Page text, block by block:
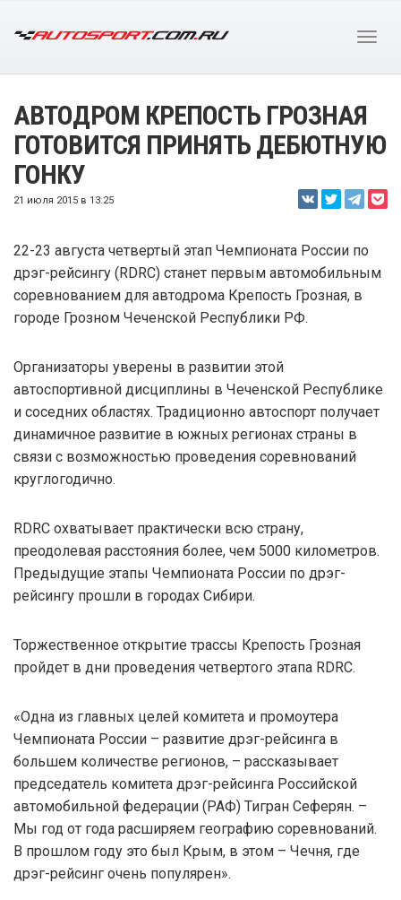
АВТОДРОМ КРЕПОСТЬ ГРОЗНАЯ
ГОТОВИТСЯ ПРИНЯТЬ ДЕБЮТНУЮ
ГОНКУ
21 июля 2015 в 13:25
22-23 августа четвертый этап Чемпионата России по
дрэг-рейсингу (RDRC) станет первым автомобильным
соревнованием для автодрома Крепость Грозная, в
городе Грозном Чеченской Республики РФ.
Организаторы уверены в развитии этой
автоспортивной дисциплины в Чеченской Республике
и соседних областях. Традиционно автоспорт получает
динамичное развитие в южных регионах страны в
связи с возможностью проведения соревнований
круглогодично.
RDRC охватывает практически всю страну,
преодолевая расстояния более, чем 5000 километров.
Предыдущие этапы Чемпионата России по дрэг-
рейсингу прошли в городах Сибири.
Торжественное открытие трассы Крепость Грозная
пройдет в дни проведения четвертого этапа RDRC.
«Одна из главных целей комитета и промоутера
Чемпионата России – развитие дрэг-рейсинга в
большем количестве регионов, – рассказывает
председатель комитета дрэг-рейсинга Российской
автомобильной федерации (РАФ) Тигран Сеферян. –
Мы год от года расширяем географию соревнований.
В прошлом году это был Крым, в этом – Чечня, где
дрэг-рейсинг очень популярен».